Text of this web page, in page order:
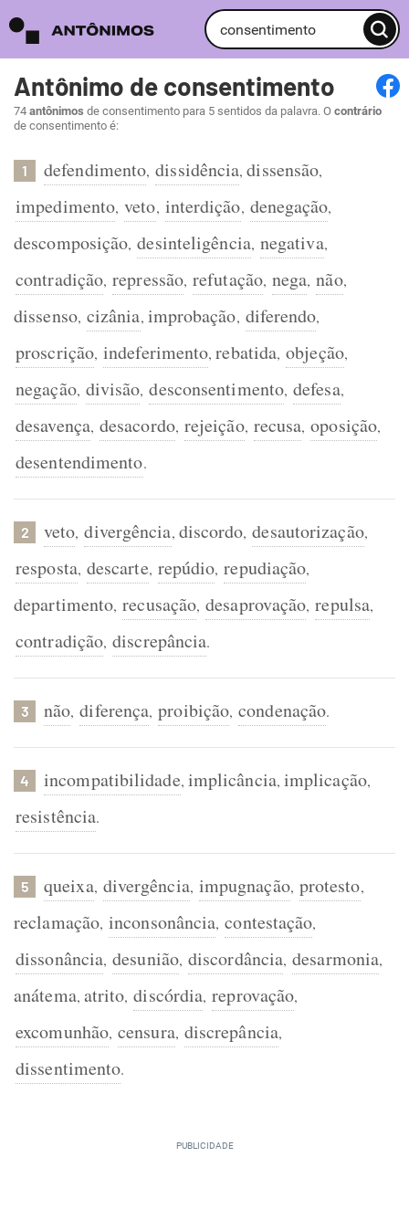
Antônimo de consentimento
74 antônimos de consentimento para 5 sentidos da palavra. O contrário
de consentimento é:
1 defendimento, dissidência,dissensão,
impedimento, veto, interdição, denegação,
descomposição, desinteligência, negativa,
contradição, repressão, refutação, nega, não,
dissenso, cizânia, improbação, diferendo,
proscrição, indeferimento,rebatida, objeção,
negação, divisão, desconsentimento, defesa,
desavença, desacordo, rejeição, recusa, oposição,
desentendimento.
2 veto, divergência, discordo, desautorização,
resposta, descarte, repúdio, repudiação,
departimento, recusação, desaprovação, repulsa,
contradição, discrepância.
3 não, diferença, proibição, condenação.
4 incompatibilidade, implicância, implicação,
resistência.
5 queixa, divergência, impugnação, protesto,
reclamação, inconsonância, contestação,
dissonância, desunião, discordância, desarmonia,
anátema, atrito, discórdia, reprovação,
excomunhão, censura, discrepância,
dissentimento.